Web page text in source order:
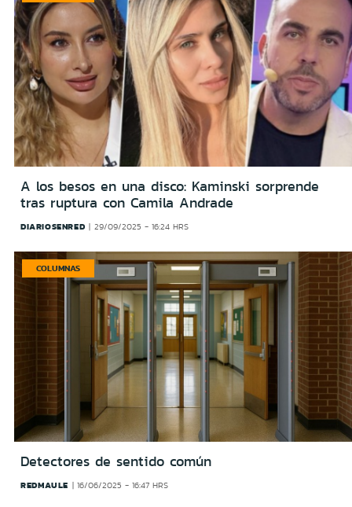
A los besos en una disco: Kaminski sorprende
tras ruptura con Camila Andrade
DIARIOSENRED 29/09/2025 - 16:24 HRS
COLUMNAS
Detectores de sentido común
REDMAULE 16/06/2025 - 16:47 HRS